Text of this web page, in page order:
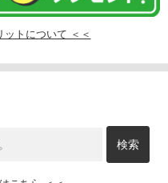
ットについて ＜＜